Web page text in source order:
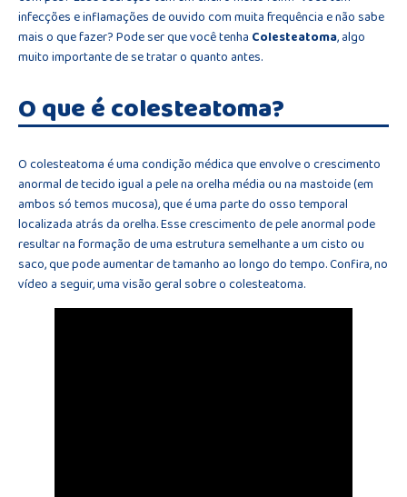
infecções e inflamações de ouvido com muita frequência e não sabe
mais o que fazer? Pode ser que você tenha Colesteatoma, algo
muito importante de se tratar o quanto antes.
O que é colesteatoma?
O colesteatoma é uma condição médica que envolve o crescimento
anormal de tecido igual a pele na orelha média ou na mastoide (em
ambos só temos mucosa), que é uma parte do osso temporal
localizada atrás da orelha. Esse crescimento de pele anormal pode
resultar na formação de uma estrutura semelhante a um cisto ou
saco, que pode aumentar de tamanho ao longo do tempo. Confira, no
vídeo a seguir, uma visão geral sobre o colesteatoma.